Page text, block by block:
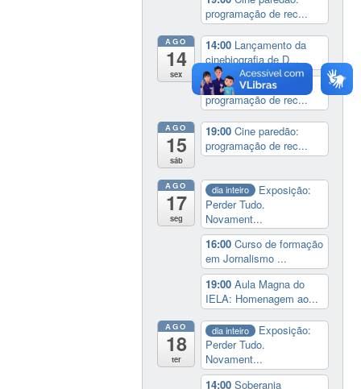
programação de rec...
AGO
14
sex
14:00 Lançamento da
cinebiografia de D...
19:00 Cine paredão:
programação de rec...
AGO
15
sáb
19:00Cine paredão:
programação de rec...
AGO
17
seg
dia inteiro
Exposição:
Perder Tudo.
Novament...
16:00Curso de formação
em Jornalismo ...
19:00Aula Magna do
IELA: Homenagem ao...
AGO
18
ter
dia inteiro
Exposição:
Perder Tudo.
Novament...
14:00Soberania